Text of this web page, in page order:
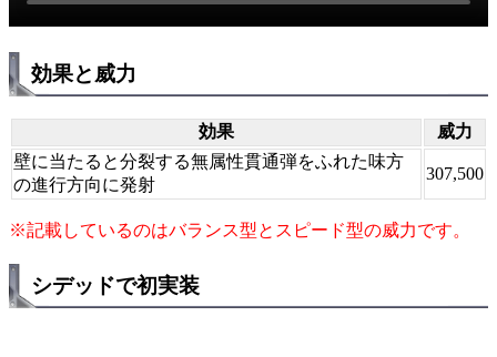
効果と威力
効果
威力
壁に当たると分裂する無属性貫通弾をふれた味方
の進行方向に発射
307,500
※記載しているのはバランス型とスピード型の威力です。
シデッドで初実装